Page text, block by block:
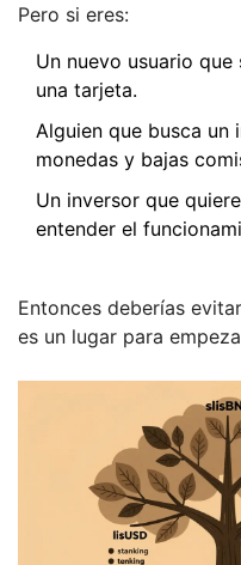
Pero si eres:
Un nuevo usuario
una tarjeta.
Alguien que busca un
monedas y bajas
Un inversor que
entender el
Entonces deberías
es un lugar para